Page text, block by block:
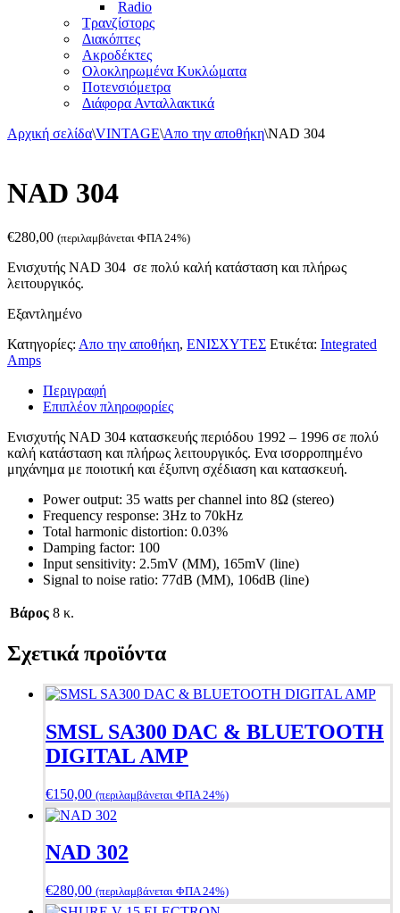
Radio
Τρανζίστορς
Διακόπτες
Ακροδέκτες
Ολοκληρωμένα Κυκλώματα
Ποτενσιόμετρα
Διάφορα Ανταλλακτικά
Αρχική σελίδα\VINTAGE\Απο την αποθήκη\NAD 304
NAD 304
€280,00 (περιλαμβάνεται ΦΠΑ 24%)
Ενισχυτής NAD 304 σε πολύ καλή κατάσταση και πλήρως
λειτουργικός.
Εξαντλημένο
Κατηγορίες: Απο την αποθήκη, ΕΝΙΣΧΥΤΕΣ Ετικέτα: Integrated
Amps
Περιγραφή
Επιπλέον πληροφορίες
Ενισχυτής NAD 304 κατασκευής περιόδου 1992 – 1996 σε πολύ
καλή κατάσταση και πλήρως λειτουργικός. Ενα ισορροπημένο
μηχάνημα με ποιοτική και έξυπνη σχέδιαση και κατασκευή.
Power output: 35 watts per channel into 8Ω (stereo)
Frequency response: 3Hz to 70kHz
Total harmonic distortion: 0.03%
Damping factor: 100
Input sensitivity: 2.5mV (MM), 165mV (line)
Signal to noise ratio: 77dB (MM), 106dB (line)
Βάρος 8 κ.
Σχετικά προϊόντα
SMSL SA300 DAC & BLUETOOTH
DIGITAL AMP
€150,00 (περιλαμβάνεται ΦΠΑ 24%)
NAD 302
€280,00 (περιλαμβάνεται ΦΠΑ 24%)